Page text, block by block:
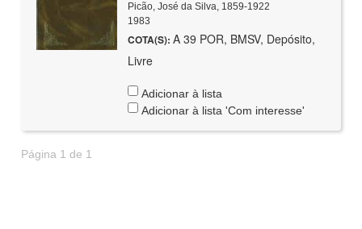
Picão, José da Silva, 1859-1922
1983
COTA(S): A 39 POR, BMSV, Depósito,
Livre
Adicionar à lista
Adicionar à lista 'Com interesse'
Página 1 de 1